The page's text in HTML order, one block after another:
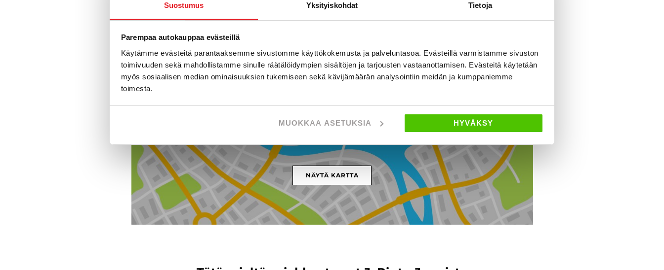
Suostumus Yksityiskohdat Tietoja
Parempaa autokauppaa evästeillä
Käytämme evästeitä parantaaksemme sivustomme käyttökokemusta ja palveluntasoa. Evästeillä varmistamme sivuston
toimivuuden sekä mahdollistamme sinulle räätälöidympien sisältöjen ja tarjousten vastaanottamisen. Evästeitä käytetään
myös sosiaalisen median ominaisuuksien tukemiseen sekä kävijämäärän analysointiin meidän ja kumppaniemme
toimesta.
MUOKKAA ASETUKSIA HYVÄKSY
Toimipiste
J. Rinta-Jouppi Oy, Volttikatu 7, KUOPIO Ajo-ohjeet
NÄYTÄ KARTTA